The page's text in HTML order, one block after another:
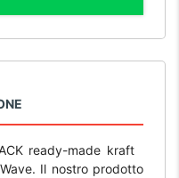
ready-made kraft
Il nostro prodotto